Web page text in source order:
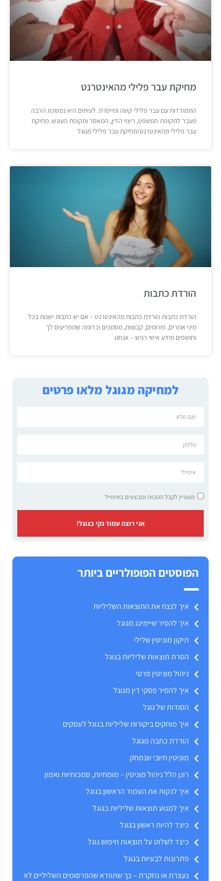
למחיקה מגוגל מלאו פרטים
מעוניין לקבל הטבות ומבצעים באימייל
אני רוצה עמוד נקי בגוגל!
הפוסטים הפופולריים ביותר
איך לנצח את התוצאות השליליות
איך להסיר שיימינג מגוגל
תיקון מוניטין שלילי
הסרת תוצאות שליליות בגוגל
ניהול מוניטין פרטי
איך להסיר פסקי דין מגוגל
הסודות של גוגל
איך מוחקים ביקורות שליליות בגוגל לעסקים
הורדת כתבה מגוגל
מוניטין חיובי שנמחק
רונן הלל ניהול מוניטין – מומחיות, סמכותיות ואמון
איך לנקות את העמוד הראשון בגוגל
איך למנוע תוצאות שליליות בגוגל
כיצד להיות ראשון בגוגל
כיצד לשלוט על תוצאות חיפוש גוגל
פתרונות לבעיות בגוגל
נעצרת או נחקרת – כך שתוודא שהפרסומים השליליים לא
מחיקת עבר פלילי מהאינטרנט
התמודדות עם עבר פלילי קשה ומייסרת. לעיתים היא נמשכת הרבה
מעבר לתקופת המשפט, ריצוי הדין, המאסר ותקופת העונש. מחיקת
עבר פלילי מהאינטרנט/מחיקת עבר פלילי מגוגל
הורדת כתבות
הורדת כתבות הורדת כתבות מהאינטרנט – אם יש כתבות ישנות בכל
מיני אתרים, פורומים, קבוצות, מסמכים וכדומה שמפריעים לך
וחושפים מידע אישי רגיש – אנחנו